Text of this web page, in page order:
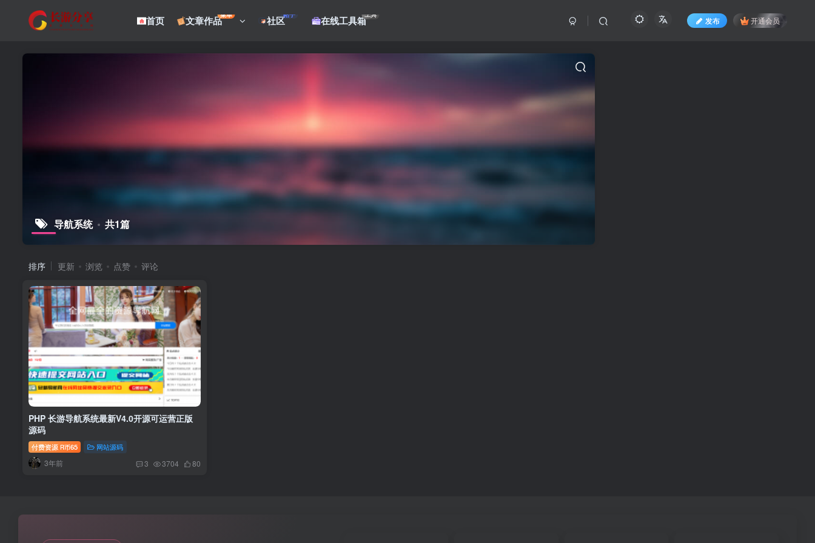
首页 文章作品菜单 社区帖子 在线工具箱工具
发布 开通会员
导航系统 共1篇
排序 更新 浏览 点赞 评论
PHP 长游导航系统最新V4.0开源可运营正版
源码
付费资源 R币65 网站源码
3年前 3 3704 80